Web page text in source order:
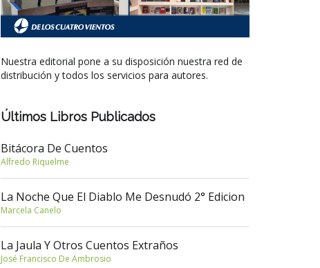
Nuestra editorial pone a su disposición nuestra red de
distribución y todos los servicios para autores.
Últimos Libros Publicados
Bitácora De Cuentos
Alfredo Riquelme
La Noche Que El Diablo Me Desnudó 2° Edicion
Marcela Canelo
La Jaula Y Otros Cuentos Extraños
José Francisco De Ambrosio